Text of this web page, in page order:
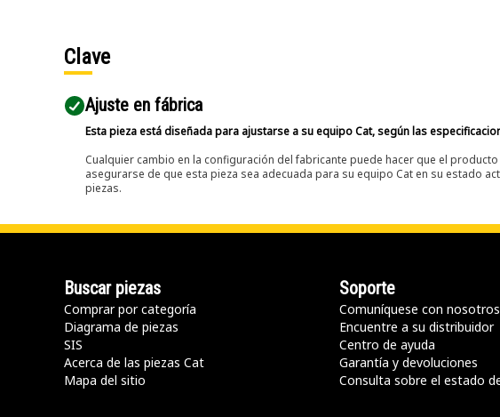
Clave
Ajuste en fábrica
Esta pieza está diseñada para ajustarse a su equipo Cat, según las
Cualquier cambio en la configuración del fabricante puede hacer que el
asegurarse de que esta pieza sea adecuada para su equipo Cat en su estado
piezas.
Buscar piezas
Comprar por categoría
Diagrama de piezas
SIS
Acerca de las piezas Cat
Mapa del sitio
Soporte
Comuníquese con nosotros
Encuentre a su distribuidor
Centro de ayuda
Garantía y devoluciones
Consulta sobre el estado